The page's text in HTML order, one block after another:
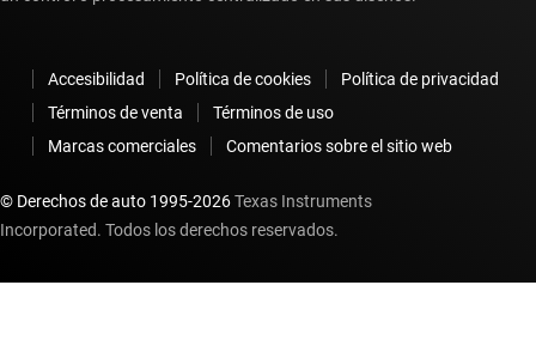
Accesibilidad Política de cookies
Política de privacidad
Términos de venta
Términos de uso
Marcas comerciales
Comentarios sobre el sitio web
© Derechos de auto 1995-2026Texas Instruments
Incorporated. Todos los derechos reservados.